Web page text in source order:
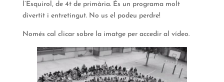
l’Esquirol, de 4t de primària. És un programa molt
divertit i entretingut. No us el podeu perdre!
Només cal clicar sobre la imatge per accedir al vídeo.